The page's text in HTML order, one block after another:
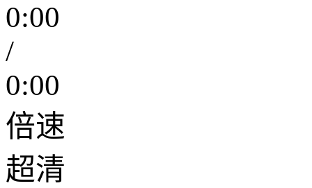
0:00
/
0:00
倍速
超清